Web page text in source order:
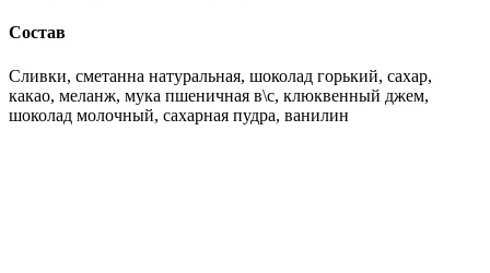
Состав
Сливки, сметанна натуральная, шоколад горький, сахар,
какао, меланж, мука пшеничная в\с, клюквенный джем,
шоколад молочный, сахарная пудра, ванилин